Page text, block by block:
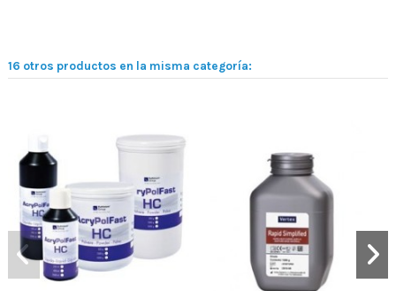
16 otros productos en la misma categoría: